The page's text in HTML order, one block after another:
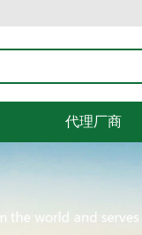
代理厂商